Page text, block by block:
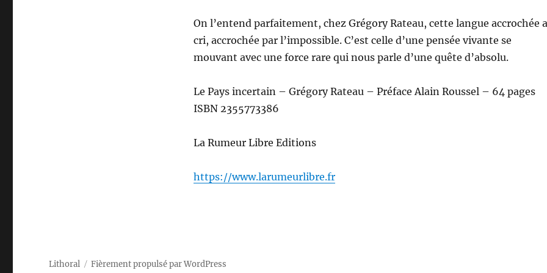
On l’entend parfaitement, chez Grégory Rateau, cette langue accrochée
cri, accrochée par l’impossible. C’est celle d’une pensée vivante se
mouvant avec une force rare qui nous parle d’une quête d’absolu.
Le Pays incertain – Grégory Rateau – Préface Alain Roussel – 64 pages
ISBN 2355773386
La Rumeur Libre Editions
https://www.larumeurlibre.fr
Lithoral Fièrement propulsé par WordPress